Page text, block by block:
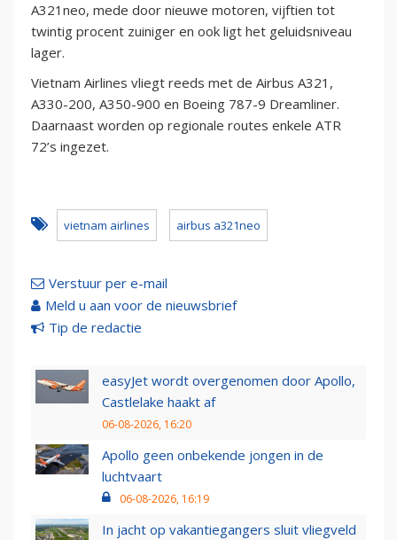
A321neo, mede door nieuwe motoren, vijftien tot
twintig procent zuiniger en ook ligt het geluidsniveau
lager.
Vietnam Airlines vliegt reeds met de Airbus A321,
A330-200, A350-900 en Boeing 787-9 Dreamliner.
Daarnaast worden op regionale routes enkele ATR
72’s ingezet.
vietnam airlines airbus a321neo
Verstuur per e-mail
Meld u aan voor de nieuwsbrief
Tip de redactie
easyJet wordt overgenomen door Apollo,
Castlelake haakt af
06-08-2026, 16:20
Apollo geen onbekende jongen in de
luchtvaart
06-08-2026, 16:19
In jacht op vakantiegangers sluit vliegveld